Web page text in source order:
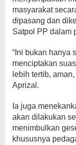
masyarakat
dipasang dan
Satpol PP dalam
“Ini bukan hanya
menciptakan
lebih tertib,
Aprizal.
Ia juga
akan dilakukan
menimbulkan
khususnya